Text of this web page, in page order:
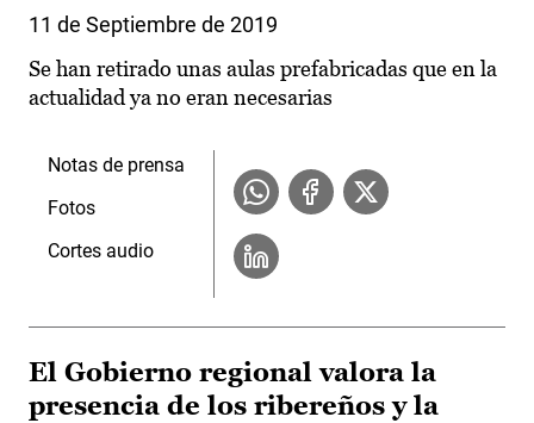
11 de Septiembre de 2019
Se han retirado unas aulas prefabricadas que en la
actualidad ya no eran necesarias
Notas de prensa
Fotos
Cortes audio
El Gobierno regional valora la
presencia de los ribereños y la